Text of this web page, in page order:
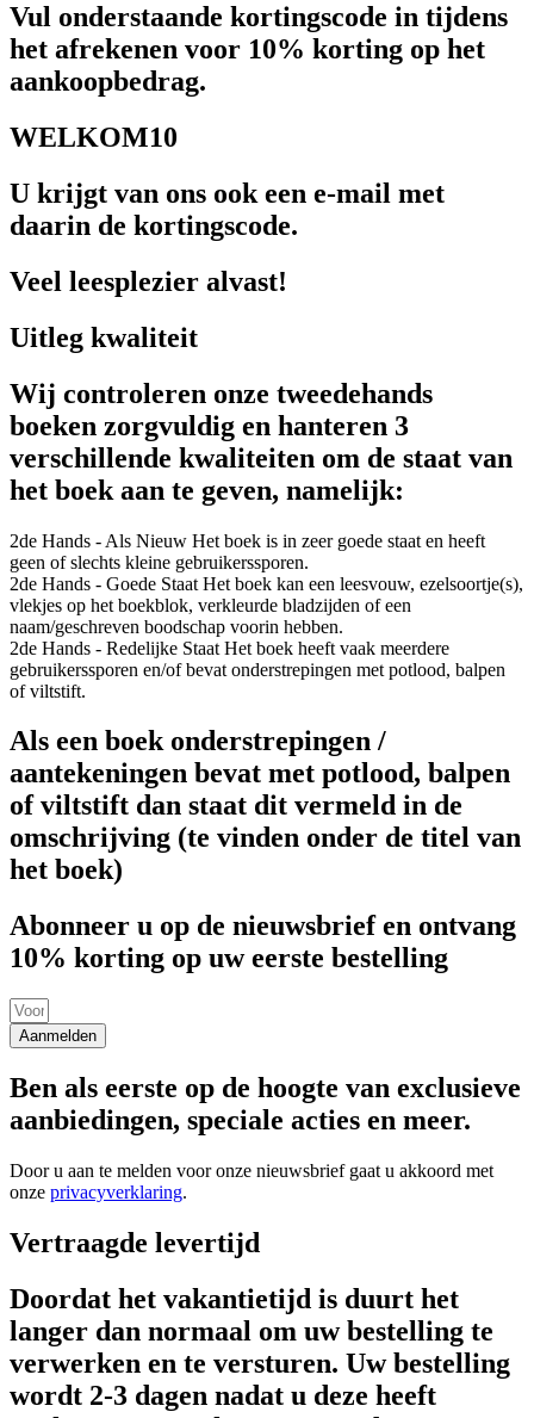
Vul onderstaande kortingscode in tijdens
het afrekenen voor 10% korting op het
aankoopbedrag.
WELKOM10
U krijgt van ons ook een e-mail met
daarin de kortingscode.
Veel leesplezier alvast!
Uitleg kwaliteit
Wij controleren onze tweedehands
boeken zorgvuldig en hanteren 3
verschillende kwaliteiten om de staat van
het boek aan te geven, namelijk:
2de Hands - Als Nieuw Het boek is in zeer goede staat en heeft
geen of slechts kleine gebruikerssporen.
2de Hands - Goede Staat Het boek kan een leesvouw, ezelsoortje(s),
vlekjes op het boekblok, verkleurde bladzijden of een
naam/geschreven boodschap voorin hebben.
2de Hands - Redelijke Staat Het boek heeft vaak meerdere
gebruikerssporen en/of bevat onderstrepingen met potlood, balpen
of viltstift.
Als een boek onderstrepingen /
aantekeningen bevat met potlood, balpen
of viltstift dan staat dit vermeld in de
omschrijving (te vinden onder de titel van
het boek)
Abonneer u op de nieuwsbrief en ontvang
10% korting op uw eerste bestelling
Aanmelden
Ben als eerste op de hoogte van exclusieve
aanbiedingen, speciale acties en meer.
Door u aan te melden voor onze nieuwsbrief gaat u akkoord met
onze privacyverklaring.
Vertraagde levertijd
Doordat het vakantietijd is duurt het
langer dan normaal om uw bestelling te
verwerken en te versturen. Uw bestelling
wordt 2-3 dagen nadat u deze heeft